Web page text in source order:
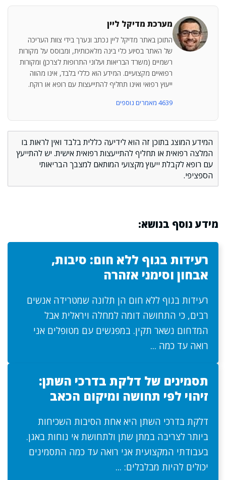
מערכת מדיקל ליין
התוכן באתר מדיקל ליין נכתב ונערך בידי צוות העריכה
של האתר בסיוע כלי בינה מלאכותית, ומבוסס על מקורות
רשמיים (משרד הבריאות ועלוני התרופות לצרכן) ומקורות
רפואיים מקצועיים. המידע הוא כללי בלבד, אינו מהווה
ייעוץ רפואי ואינו תחליף להתייעצות עם רופא או רוקח.
4639 מאמרים נוספים
המידע המוצג בתוכן זה הוא לידיעה כללית בלבד ואין לראות בו
המלצה רפואית או תחליף להתייעצות רפואית אישית. יש להתייעץ
עם רופא לקבלת ייעוץ מקצועי המותאם למצבך הבריאותי
הספציפי.
מידע נוסף בנושא:
רעידות בגוף ללא חום: סיבות,
אבחון וסימני אזהרה
רעידות בגוף ללא חום הן תלונה שמטרידה אנשים
רבים, כי התחושה דומה למחלה ויראלית אבל
המדחום נשאר תקין. במפגשים עם מטופלים אני
רואה עד כמה ...
תסמינים של דלקת בדרכי השתן:
זיהוי לפי תחושה ומיקום הכאב
דלקת בדרכי השתן היא אחת הסיבות השכיחות
ביותר לצריבה במתן שתן ולתחושת אי נוחות באגן.
בעבודתי המקצועית אני רואה עד כמה התסמינים
יכולים להיות מבלבלים: ...